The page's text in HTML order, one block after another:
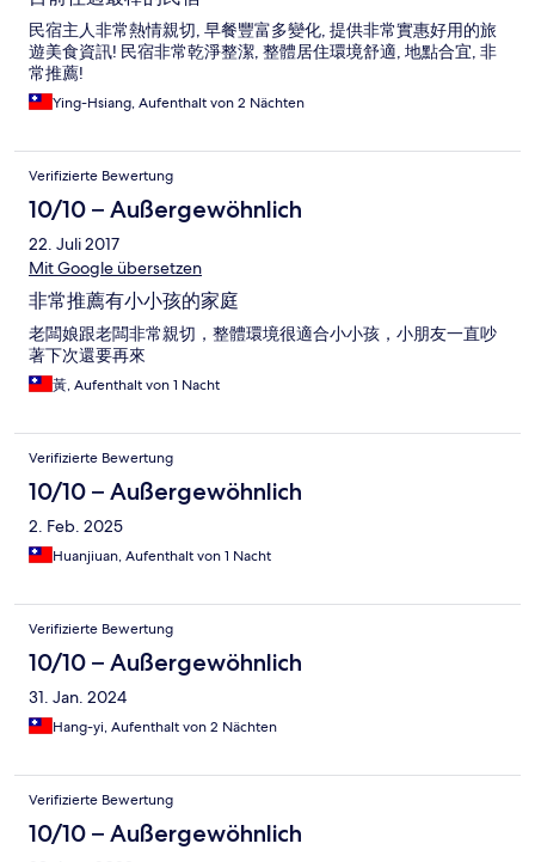
民宿主人非常熱情親切, 早餐豐富多變化, 提供非常實惠好用的旅
遊美食資訊! 民宿非常乾淨整潔, 整體居住環境舒適, 地點合宜, 非
常推薦!
Ying-Hsiang, Aufenthalt von 2 Nächten
Verifizierte Bewertung
10/10 – Außergewöhnlich
22. Juli 2017
Mit Google übersetzen
非常推薦有小小孩的家庭
老闆娘跟老闆非常親切，整體環境很適合小小孩，小朋友一直吵
著下次還要再來
黃, Aufenthalt von 1 Nacht
Verifizierte Bewertung
10/10 – Außergewöhnlich
2. Feb. 2025
Huanjiuan, Aufenthalt von 1 Nacht
Verifizierte Bewertung
10/10 – Außergewöhnlich
31. Jan. 2024
Hang-yi, Aufenthalt von 2 Nächten
Verifizierte Bewertung
10/10 – Außergewöhnlich